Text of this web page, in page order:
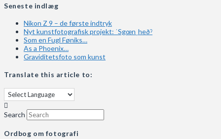
Seneste indlæg
Nikon Z 9 – de første indtryk
Nyt kunstfotografisk projekt: ˈSgœnˌheðˀ
Som en Fugl Føniks…
As a Phoenix…
Graviditetsfoto som kunst
Translate this article to:
Search
Ordbog om fotografi